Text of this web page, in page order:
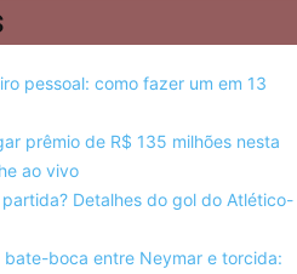
pessoal: como fazer um em 13
prêmio de R$ 135 milhões nesta
ao vivo
Detalhes do gol do Atlético-
bate-boca entre Neymar e torcida: